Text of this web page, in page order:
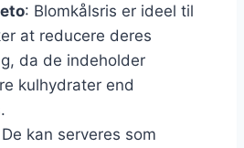
: Blomkålsris er ideel til
at reducere deres
da de indeholder
kulhydrater end
kan serveres som